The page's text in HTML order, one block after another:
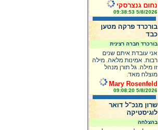
נחום גנצרסקי
5/8/2026 09:38:53
בורכרד פרקה מטען
כבד
בורכרד חברה רצינית
אני עובדת איתם שנים
רבות. אמינות מלאה. מילה
זו מילה. גל תורן מנהל
מוצלח מאד.
Mary Rosenfeld
5/8/2026 09:08:20
שרון מנכ"ל דואר
לוגיסטיקה
בהצלחה